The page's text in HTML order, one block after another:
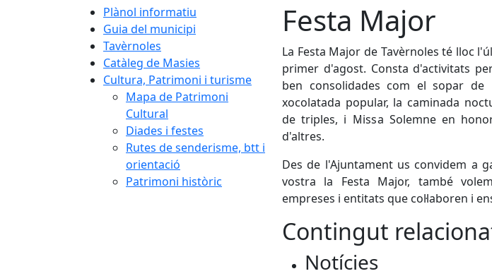
Plànol informatiu
Guia del municipi
Tavèrnoles
Catàleg de Masies
Cultura, Patrimoni i turisme
Mapa de Patrimoni
Cultural
Diades i festes
Rutes de senderisme, btt i
orientació
Patrimoni històric
Festa Major
La Festa Major de Tavèrnoles té lloc
primer d'agost. Consta d'activitats
ben consolidades com el sopar
xocolatada popular, la caminada
de triples, i Missa Solemne en
d'altres.
Des de l'Ajuntament us convidem a
vostra la Festa Major, també
empreses i entitats que col·laboren i
Contingut
Notícies